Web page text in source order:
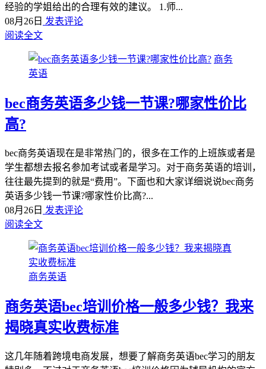
经验的学姐给出的合理有效的建议。 1.师...
08月26日 发表评论
阅读全文
商务
英语
bec商务英语多少钱一节课?哪家性价比
高?
bec商务英语现在是非常热门的，很多在工作的上班族或者是
学生都想去报名参加考试或者是学习。对于商务英语的培训，
往往最先提到的就是“费用”。下面也和大家详细说说bec商务
英语多少钱一节课?哪家性价比高?...
08月26日 发表评论
阅读全文
商务英语
商务英语bec培训价格一般多少钱？我来
揭晓真实收费标准
这几年随着跨境电商发展，想要了解商务英语bec学习的朋友